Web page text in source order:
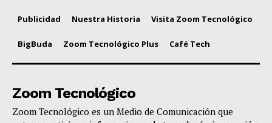
Publicidad Nuestra Historia Visita Zoom Tecnológico
BigBuda Zoom Tecnológico Plus Café Tech
Zoom Tecnológico
Zoom Tecnológico es un Medio de Comunicación que